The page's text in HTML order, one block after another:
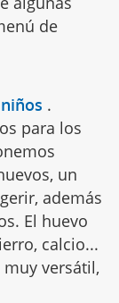
de
.
para los
un
además
El huevo
calcio...
muy versátil,